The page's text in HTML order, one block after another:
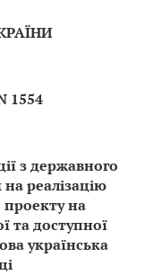
1554
з державного
реалізацію
проекту на
та доступної
українська